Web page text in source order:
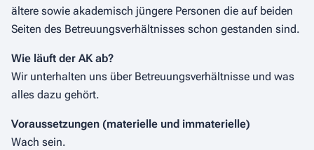
ältere sowie akademisch jüngere Personen die auf beiden
Seiten des Betreuungsverhältnisses schon gestanden sind.
Wie läuft der AK ab?
Wir unterhalten uns über Betreuungsverhältnisse und was
alles dazu gehört.
Voraussetzungen (materielle und immaterielle)
Wach sein.